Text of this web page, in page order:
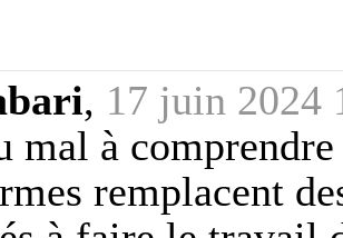
, 17 juin 2024
mal à
remplacent